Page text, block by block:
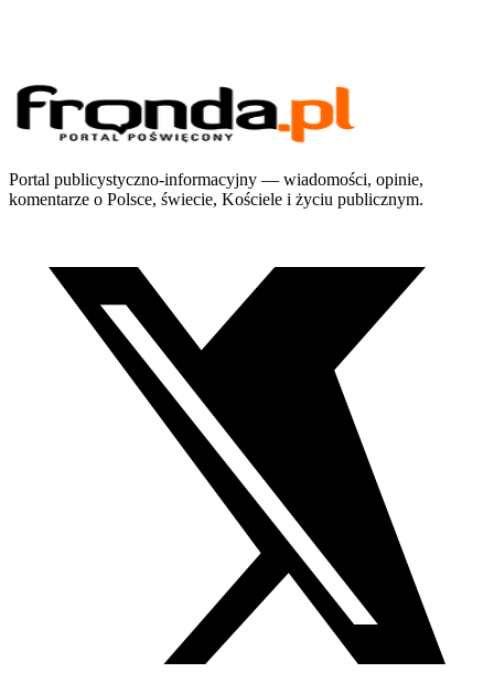
Portal publicystyczno-informacyjny — wiadomości, opinie,
komentarze o Polsce, świecie, Kościele i życiu publicznym.